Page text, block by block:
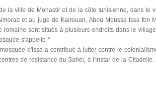
la ville de Monastir et de la côte tunisienne, dans le
et au juge de Kairouan, Abou Moussa Issa Ibn
sont situés à plusieurs endroits dans le
s'appelle "
d'Issa a contribué à lutter contre le
de résistance du Sahel, à l'instar de la Citadelle.